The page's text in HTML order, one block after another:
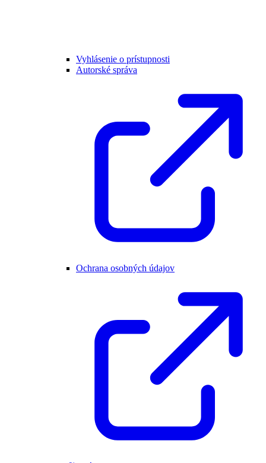
Vyhlásenie o prístupnosti
Autorské správa
Ochrana osobných údajov